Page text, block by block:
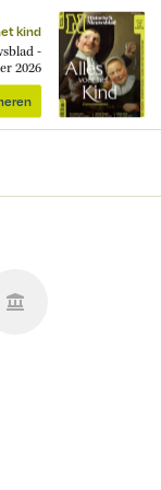
kind
-
2026